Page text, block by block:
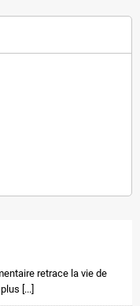
retrace la vie de
[...]